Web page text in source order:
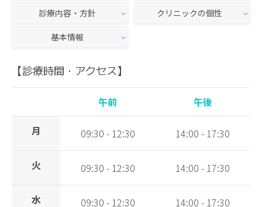
診療内容・方針 クリニックの個性
基本情報
【診療時間・アクセス】
午前 午後
月 09:30 - 12:30 14:00 - 17:30
火 09:30 - 12:30 14:00 - 17:30
水 09:30 - 12:30 14:00 - 17:30